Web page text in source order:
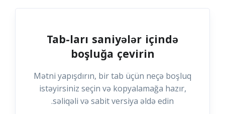
Tab-ları saniyələr içində
boşluğa çevirin
Mətni yapışdırın, bir tab üçün neçə boşluq
istəyirsiniz seçin və kopyalamağa hazır,
səliqəli və sabit versiya əldə edin.